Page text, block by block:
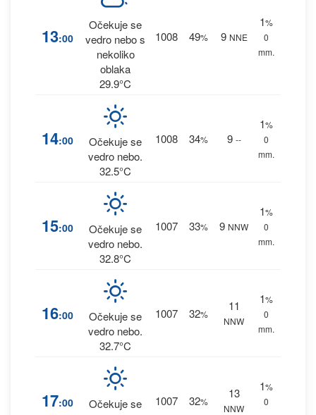
13:00
Očekuje se
vedro nebo s
nekoliko
oblaka
29.9°C
1008 49% 9 NNE
1%
0
mm.
14:00
Očekuje se
vedro nebo.
32.5°C
1008 34% 9 --
1%
0
mm.
15:00
Očekuje se
vedro nebo.
32.8°C
1007 33% 9 NNW
1%
0
mm.
16:00
Očekuje se
vedro nebo.
32.7°C
1007 32%
11
NNW
1%
0
mm.
17:00
Očekuje se
1007 32%
13
NNW
1%
0